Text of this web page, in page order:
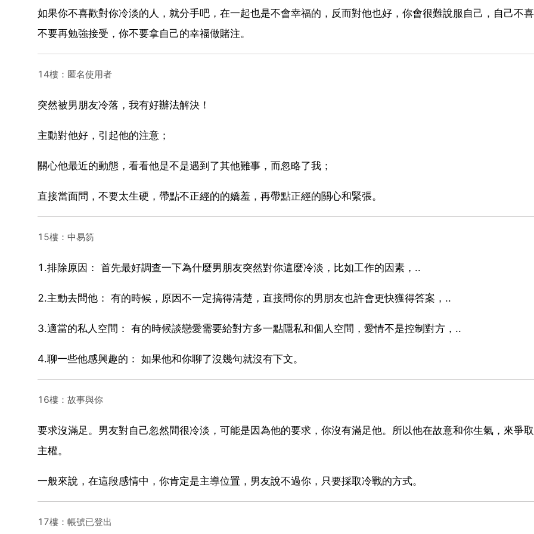
如果你不喜歡對你冷淡的人，就分手吧，在一起也是不會幸福的，反而對他也好，你會很難說服自己，自己不
不要再勉強接受，你不要拿自己的幸福做賭注。
14樓：匿名使用者
突然被男朋友冷落，我有好辦法解決！
主動對他好，引起他的注意；
關心他最近的動態，看看他是不是遇到了其他難事，而忽略了我；
直接當面問，不要太生硬，帶點不正經的的嬌羞，再帶點正經的關心和緊張。
15樓：中易笏
1.排除原因： 首先最好調查一下為什麼男朋友突然對你這麼冷淡，比如工作的因素，..
2.主動去問他： 有的時候，原因不一定搞得清楚，直接問你的男朋友也許會更快獲得答案，..
3.適當的私人空間： 有的時候談戀愛需要給對方多一點隱私和個人空間，愛情不是控制對方，..
4.聊一些他感興趣的： 如果他和你聊了沒幾句就沒有下文。
16樓：故事與你
要求沒滿足。男友對自己忽然間很冷淡，可能是因為他的要求，你沒有滿足他。所以他在故意和你生氣，來爭
主權。
一般來說，在這段感情中，你肯定是主導位置，男友說不過你，只要採取冷戰的方式。
17樓：帳號已登出